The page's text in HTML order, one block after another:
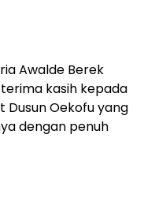
Awalde Berek
kasih kepada
Dusun Oekofu yang
dengan penuh